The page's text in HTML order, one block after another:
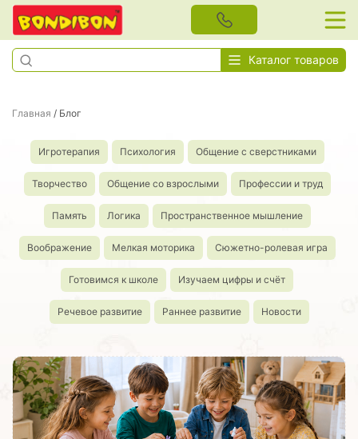
Каталог товаров
Главная / Блог
Игротерапия Психология Общение с сверстниками
Творчество Общение со взрослыми Профессии и труд
Память Логика Пространственное мышление
Воображение Мелкая моторика Сюжетно-ролевая игра
Готовимся к школе Изучаем цифры и счёт
Речевое развитие Раннее развитие Новости